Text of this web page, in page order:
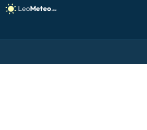
ICON modelo -